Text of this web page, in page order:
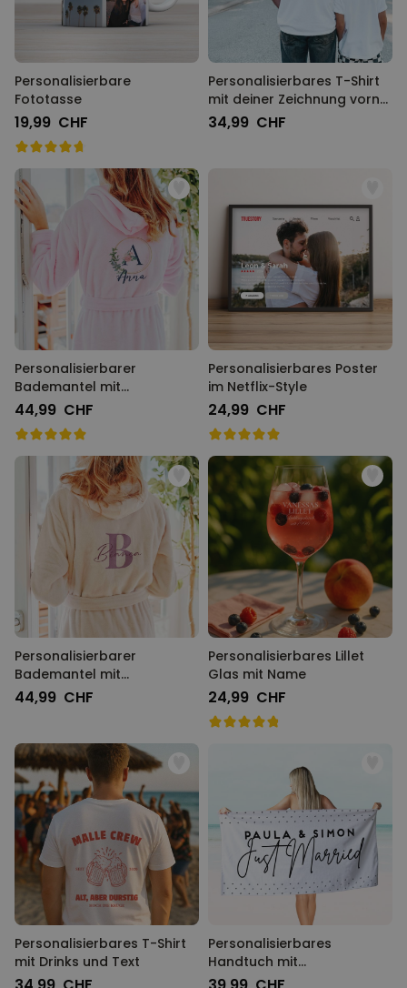
Personalisierbare
Fototasse
19,99 CHF
Personalisierbares T-Shirt
mit deiner Zeichnung vorne
und hinten
34,99 CHF
Personalisierbarer
Bademantel mit
Monogramm im
Blumenmuster
44,99 CHF
Personalisierbares Poster
im Netflix-Style
24,99 CHF
Personalisierbarer
Bademantel mit
Monogramm und Name
44,99 CHF
Personalisierbares Lillet
Glas mit Name
24,99 CHF
Personalisierbares T-Shirt
mit Drinks und Text
Personalisierbares
Handtuch mit
verschiedenen